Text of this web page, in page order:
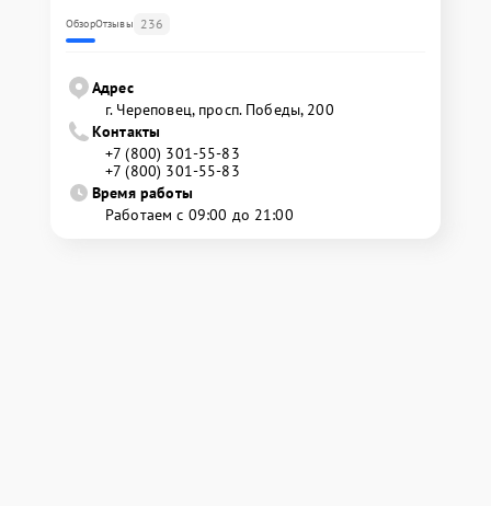
ОбзорОтзывы 236
Адрес
г. Череповец, просп. Победы, 200
Контакты
+7 (800) 301-55-83
+7 (800) 301-55-83
Время работы
Работаем с 09:00 до 21:00